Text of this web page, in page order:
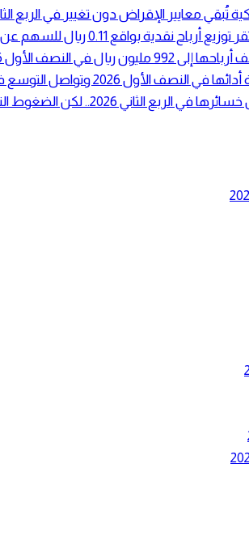
تُبقي معايير الإقراض دون تغيير في
نقدية بواقع 0.11 ريال للسهم عن النصف الأول 2026
الأول 2026 بدعم ارتفاع أسعار زيوت الأساس
2026.. لكن الضغوط التشغيلية لا تزال مستمرة